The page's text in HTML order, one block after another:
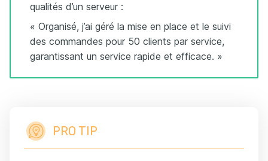
qualités d’un serveur :
« Organisé, j’ai géré la mise en place et le suivi
des commandes pour 50 clients par service,
garantissant un service rapide et efficace. »
PRO TIP